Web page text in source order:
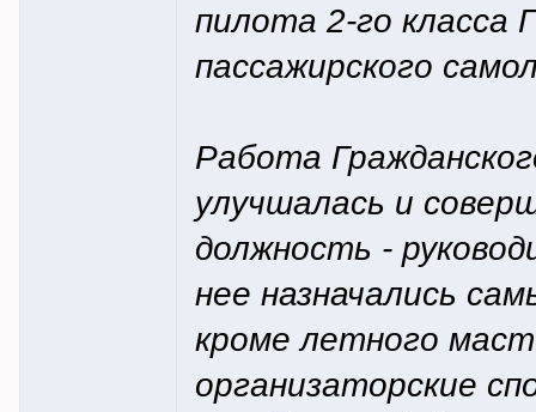
пилота 2-го класса
пассажирского
Работа
улучшалась и
должность -
нее назначались
кроме летного
организаторские